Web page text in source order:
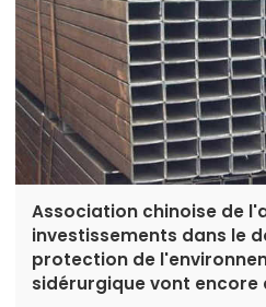
Association chinoise de
investissements dans le
protection de
sidérurgique vont encore